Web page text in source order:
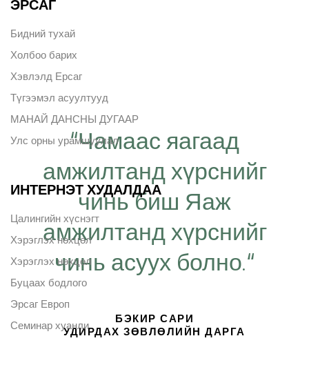
“Чамаас яагаад
амжилтанд хүрснийг
чинь биш Яаж
амжилтанд хүрснийг
чинь асуух болно.“
БЭКИР САРИ
УДИРДАХ ЗӨВЛӨЛИЙН ДАРГА
ЭРСАГ
Бидний тухай
Холбоо барих
Хэвлэлд Ерсаг
Түгээмэл асуултууд
МАНАЙ ДАНСНЫ ДУГААР
Улс орны урамшуулал
ИНТЕРНЭТ ХУДАЛДАА
Цалингийн хүснэгт
Хэрэглэх нөхцөл
Хэрэглэх нөхцөл
Буцаах бодлого
Эрсаг Европ
Семинар хуанли